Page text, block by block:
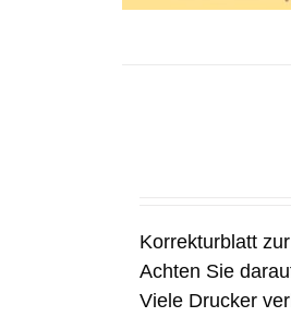
Korrekturblatt
Achten Sie
Viele Drucker